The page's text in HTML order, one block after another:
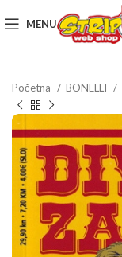
MENU
Početna BONELLI